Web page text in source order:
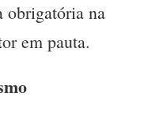
obrigatória na
em pauta.